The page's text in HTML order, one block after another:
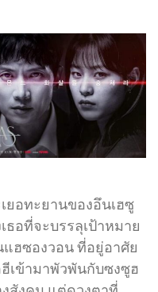
ยอทะยานของอึนเฮซู
อที่จะบรรลุเป้าหมาย
ฮซองวอน ที่อยู่อาศัย
เข้ามาพัวพันกับซงซูฮ